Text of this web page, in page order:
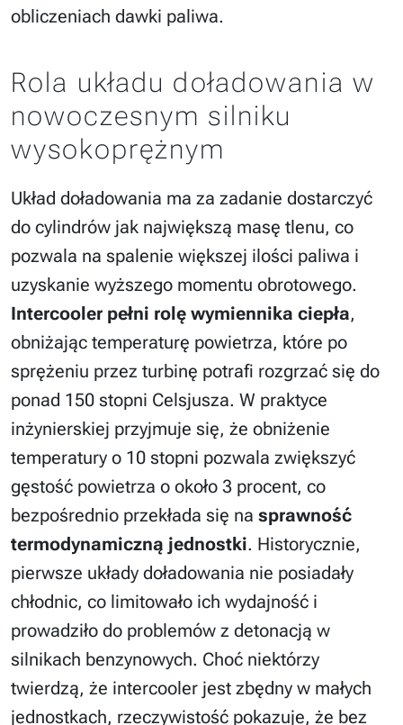
obliczeniach dawki paliwa.
Rola układu doładowania w
nowoczesnym silniku
wysokoprężnym
Układ doładowania ma za zadanie dostarczyć
do cylindrów jak największą masę tlenu, co
pozwala na spalenie większej ilości paliwa i
uzyskanie wyższego momentu obrotowego.
Intercooler pełni rolę wymiennika ciepła,
obniżając temperaturę powietrza, które po
sprężeniu przez turbinę potrafi rozgrzać się do
ponad 150 stopni Celsjusza. W praktyce
inżynierskiej przyjmuje się, że obniżenie
temperatury o 10 stopni pozwala zwiększyć
gęstość powietrza o około 3 procent, co
bezpośrednio przekłada się na sprawność
termodynamiczną jednostki. Historycznie,
pierwsze układy doładowania nie posiadały
chłodnic, co limitowało ich wydajność i
prowadziło do problemów z detonacją w
silnikach benzynowych. Choć niektórzy
twierdzą, że intercooler jest zbędny w małych
jednostkach, rzeczywistość pokazuje, że bez